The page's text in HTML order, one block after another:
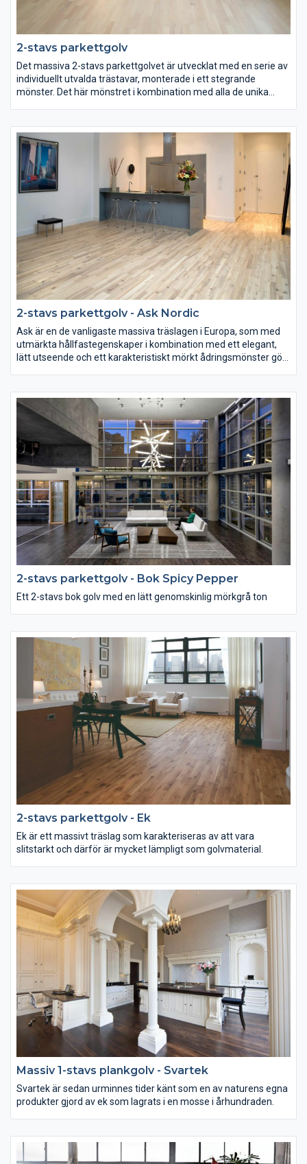
2-stavs parkettgolv
Det massiva 2-stavs parkettgolvet är utvecklat med en serie av
individuellt utvalda trästavar, monterade i ett stegrande
mönster. Det här mönstret i kombination med alla de unika
2-stavs parkettgolv - Ask Nordic
Ask är en de vanligaste massiva träslagen i Europa, som med
utmärkta hållfastegenskaper i kombination med ett elegant,
lätt utseende och ett karakteristiskt mörkt ådringsmönster gör
2-stavs parkettgolv - Bok Spicy Pepper
Ett 2-stavs bok golv med en lätt genomskinlig mörkgrå ton
2-stavs parkettgolv - Ek
Ek är ett massivt träslag som karakteriseras av att vara
slitstarkt och därför är mycket lämpligt som golvmaterial.
Massiv 1-stavs plankgolv - Svartek
Svartek är sedan urminnes tider känt som en av naturens egna
produkter gjord av ek som lagrats i en mosse i århundraden.